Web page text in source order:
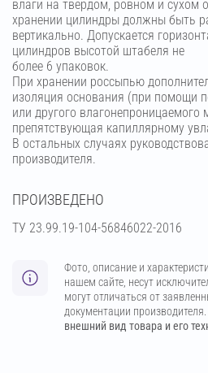
влаги на твердом, ровном и сухом
хранении цилиндры должны быть
вертикально. Допускается
цилиндров высотой штабеля не
более 6 упаковок.
При хранении россыпью
изоляция основания (при помощи
или другого влагонепроницаемого
препятствующая капиллярному
В остальных случаях
производителя.
ПРОИЗВЕДЕНО
ТУ 23.99.19-104-56846022-2016
Фото, описание и
нашем сайте, несут
могут отличаться от
документации производителя.
внешний вид товара и его